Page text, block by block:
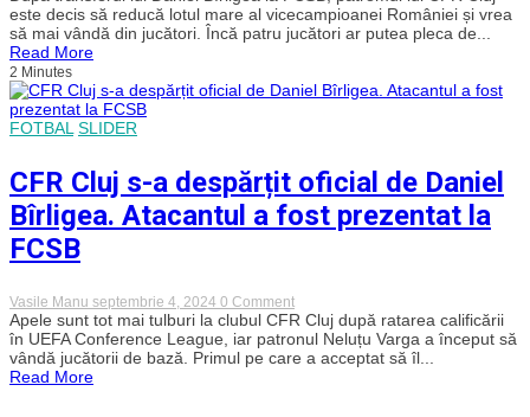
Cluj
se
dezintegrează?
jucători
Gruia
este decis să reducă lotul mare al vicecampioanei României și vrea
să mai vândă din jucători. Încă patru jucători ar putea pleca de...
Read More
2 Minutes
FOTBAL SLIDER
CFR Cluj s-a despărțit oficial de Daniel
Bîrligea. Atacantul a fost prezentat la
FCSB
Vasile Manu septembrie 4, 2024 0 Commenton
CFR
Cluj
s-
a
Apele sunt tot mai tulburi la clubul CFR Cluj după ratarea calificării
în UEFA Conference League, iar patronul Neluțu Varga a început să
vândă jucătorii de bază. Primul pe care a acceptat să îl...
Read More